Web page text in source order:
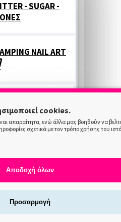
- SUGAR -
NAIL ART
COLOR
ΝΥΧΙΩΝ
ΣΦΡΑΓΙΔΕΣ
ΝΥΧΙΩΝ
cookies.
απαραίτητα, ενώ άλλα μας βοηθούν να
σχετικά με τον τρόπο χρήσης του
Αποδοχή όλων
Προσαρμογή